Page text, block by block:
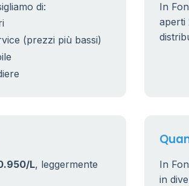
25
di:
(prezzi più bassi)
In
aperti
L, leggermente
In
in